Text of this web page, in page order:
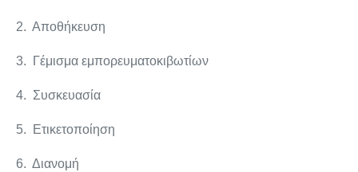
2. Αποθήκευση
3. Γέμισμα εμπορευματοκιβωτίων
4. Συσκευασία
5. Ετικετοποίηση
6. Διανομή